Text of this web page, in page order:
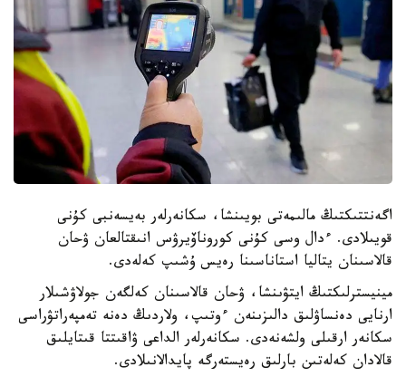
اگەنتتىكتىڭ مالىمەتى بويىنشا، سكانەرلەر بەيسەنبى كۇنى
قويىلادى. ءدال وسى كۇنى كوروناۆيرۋس انىقتالعان ۋحان
قالاسىنان يتاليا استاناسىنا رەيس ۇشىپ كەلەدى.
مينيسترلىكتىڭ ايتۋىنشا، ۋحان قالاسىنان كەلگەن جولاۋشىلار
ارنايى دەنساۋلىق دالىزىنەن ءوتىپ، ولاردىڭ دەنە تەمپەراتۋراسى
سكانەر ارقىلى ولشەنەدى. سكانەرلەر الداعى ۋاقىتتا قىتايلىق
قالادان كەلەتىن بارلىق رەيستەرگە پايدالانىلادى.